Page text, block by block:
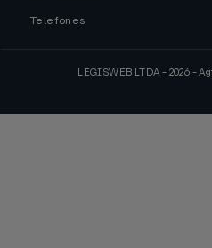
Telefones
LEGISWEB LTDA - 2026 -